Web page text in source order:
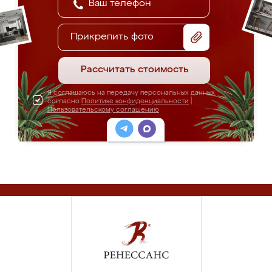
Прикрепить фото
Рассчитать стоимость
Я соглашаюсь на передачу персональных данных
согласно Политике конфиденциальности
Пользовательскому соглашению